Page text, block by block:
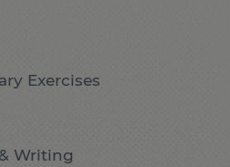
Exercises
Writing